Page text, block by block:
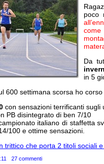
poco
Da
in 5
600 settimana scorsa ho corso
con sensazioni terrificanti sugli
PB disintegrato di ben 7/10
italiano di staffetta
100 e ottime sensazioni.
trittico che porta 2 titoli sociali
27 commenti